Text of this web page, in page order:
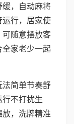
，自动麻将
行，居家使
随意摆放客
家老少一起
简单节奏舒
不打扰生
，洗牌精准